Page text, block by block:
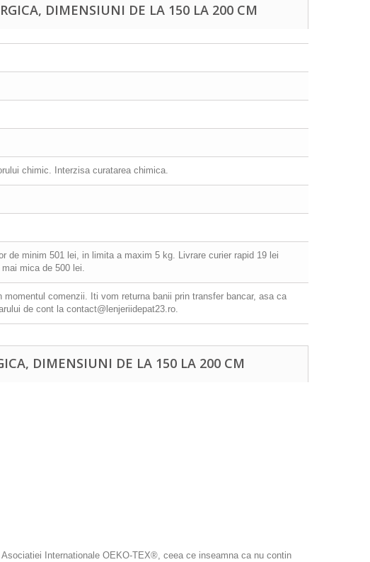
DIMENSIUNI DE LA 150 LA 200 CM
chimic. Interzisa curatarea chimica.
de minim 501 lei, in limita a maxim 5 kg. Livrare curier rapid 19 lei
mica de 500 lei.
comenzii. Iti vom returna banii prin transfer bancar, asa ca
de cont la contact@lenjeriidepat23.ro.
DIMENSIUNI DE LA 150 LA 200 CM
Internationale OEKO-TEX®, ceea ce inseamna ca nu contin